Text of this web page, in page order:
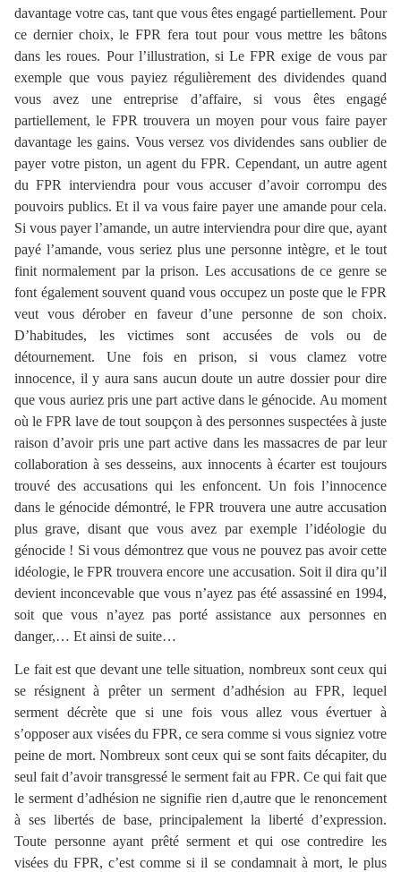
davantage votre cas, tant que vous êtes engagé partiellement. Pour
ce dernier choix, le FPR fera tout pour vous mettre les bâtons
dans les roues. Pour l’illustration, si Le FPR exige de vous par
exemple que vous payiez régulièrement des dividendes quand
vous avez une entreprise d’affaire, si vous êtes engagé
partiellement, le FPR trouvera un moyen pour vous faire payer
davantage les gains. Vous versez vos dividendes sans oublier de
payer votre piston, un agent du FPR. Cependant, un autre agent
du FPR interviendra pour vous accuser d’avoir corrompu des
pouvoirs publics. Et il va vous faire payer une amande pour cela.
Si vous payer l’amande, un autre interviendra pour dire que, ayant
payé l’amande, vous seriez plus une personne intègre, et le tout
finit normalement par la prison. Les accusations de ce genre se
font également souvent quand vous occupez un poste que le FPR
veut vous dérober en faveur d’une personne de son choix.
D’habitudes, les victimes sont accusées de vols ou de
détournement. Une fois en prison, si vous clamez votre
innocence, il y aura sans aucun doute un autre dossier pour dire
que vous auriez pris une part active dans le génocide. Au moment
où le FPR lave de tout soupçon à des personnes suspectées à juste
raison d’avoir pris une part active dans les massacres de par leur
collaboration à ses desseins, aux innocents à écarter est toujours
trouvé des accusations qui les enfoncent. Un fois l’innocence
dans le génocide démontré, le FPR trouvera une autre accusation
plus grave, disant que vous avez par exemple l’idéologie du
génocide ! Si vous démontrez que vous ne pouvez pas avoir cette
idéologie, le FPR trouvera encore une accusation. Soit il dira qu’il
devient inconcevable que vous n’ayez pas été assassiné en 1994,
soit que vous n’ayez pas porté assistance aux personnes en
danger,… Et ainsi de suite…
Le fait est que devant une telle situation, nombreux sont ceux qui
se résignent à prêter un serment d’adhésion au FPR, lequel
serment décrète que si une fois vous allez vous évertuer à
s’opposer aux visées du FPR, ce sera comme si vous signiez votre
peine de mort. Nombreux sont ceux qui se sont faits décapiter, du
seul fait d’avoir transgressé le serment fait au FPR. Ce qui fait que
le serment d’adhésion ne signifie rien d‚autre que le renoncement
à ses libertés de base, principalement la liberté d’expression.
Toute personne ayant prêté serment et qui ose contredire les
visées du FPR, c’est comme si il se condamnait à mort, le plus